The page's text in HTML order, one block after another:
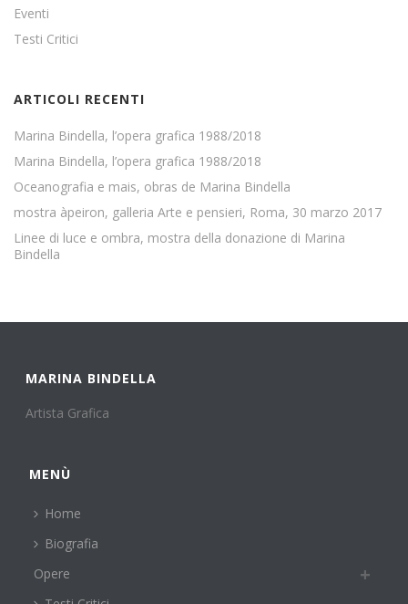
Eventi
Testi Critici
ARTICOLI RECENTI
Marina Bindella, l’opera grafica 1988/2018
Marina Bindella, l’opera grafica 1988/2018
Oceanografia e mais, obras de Marina Bindella
mostra àpeiron, galleria Arte e pensieri, Roma, 30 marzo 2017
Linee di luce e ombra, mostra della donazione di Marina
Bindella
MARINA BINDELLA
Artista Grafica
MENÙ
Home
Biografia
Opere